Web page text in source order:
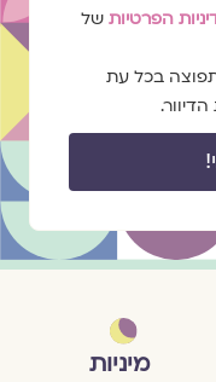
הפרטיות של
בכל עת
מיניות